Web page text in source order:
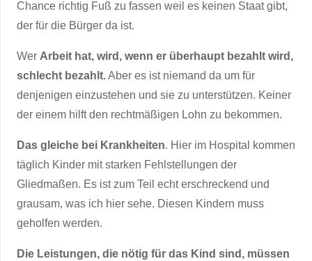
Chance richtig Fuß zu fassen weil es keinen Staat gibt,
der für die Bürger da ist.
Wer Arbeit hat, wird, wenn er überhaupt bezahlt wird,
schlecht bezahlt.Aber es ist niemand da um für
denjenigen einzustehen und sie zu unterstützen. Keiner
der einem hilft den rechtmäßigen Lohn zu bekommen.
Das gleiche bei Krankheiten. Hier im Hospital kommen
täglich Kinder mit starken Fehlstellungen der
Gliedmaßen. Es ist zum Teil echt erschreckend und
grausam, was ich hier sehe. Diesen Kindern muss
geholfen werden.
Die Leistungen, die nötig für das Kind sind, müssen